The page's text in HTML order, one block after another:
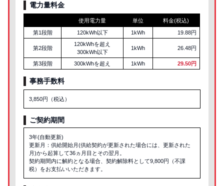
電力量料金
使用電力量 単位
料金(税込)
第1段階
120kWh以下 1kWh 19.88円
第2段階
120kWhを超え
300kWh以下
1kWh 26.48円
第3段階 300kWhを超え 1kWh 29.50円
事務手数料
3,850円（税込）
ご契約期間
3年(自動更新)
更新月：供給開始月(供給契約が更新された場合には、更新された
月)から起算して36ヵ月目とその翌月。
契約期間内に解約となる場合、契約解除料として9,800円（不課
税）をお支払いいただきます。